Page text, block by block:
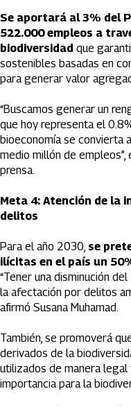
Se aportará al 3% del
522.000 empleos a
biodiversidad que
sostenibles basadas en
para generar valor
“Buscamos generar un
que hoy representa el
bioeconomía se convierta
medio millón de empleos”,
prensa.
Meta 4: Atención de la
delitos
Para el año 2030, se
ilícitas en el país un
“Tener una disminución
la afectación por delitos
afirmó Susana Muhamad.
También, se promoverá
derivados de la
utilizados de manera
importancia para la